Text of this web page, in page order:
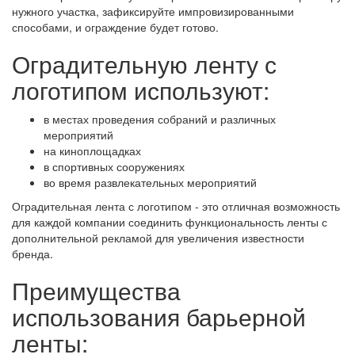
нужного участка, зафиксируйте импровизированными
способами, и ограждение будет готово.
Оградительную ленту с
логотипом используют:
в местах проведения собраний и различных
мероприятий
на киноплощадках
в спортивных сооружениях
во время развлекательных мероприятий
Оградительная лента с логотипом - это отличная возможность
для каждой компании соединить функциональность ленты с
дополнительной рекламой для увеличения известности
бренда.
Преимущества
использования барьерной
ленты: